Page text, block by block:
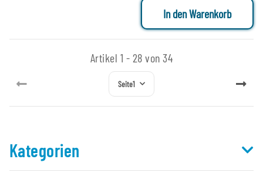
In den Warenkorb
Artikel 1 - 28 von 34
Seite1
Kategorien